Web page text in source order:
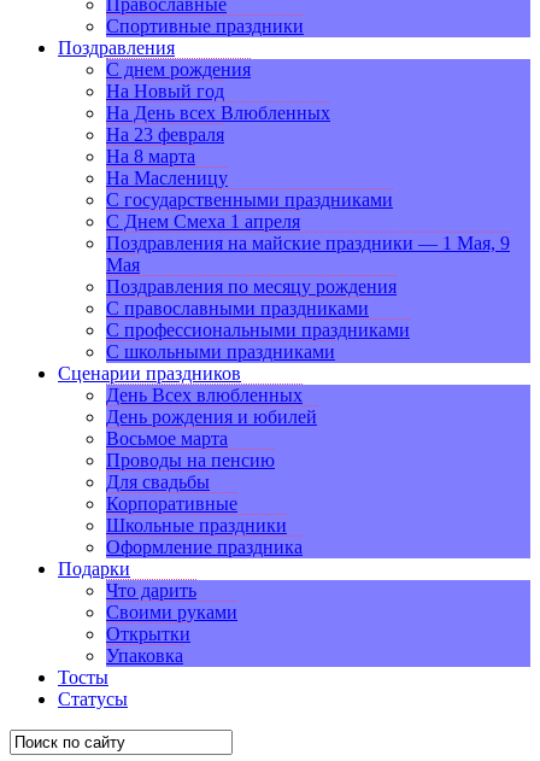
Православные
Спортивные праздники
Поздравления
С днем рождения
На Новый год
На День всех Влюбленных
На 23 февраля
На 8 марта
На Масленицу
С государственными праздниками
С Днем Смеха 1 апреля
Поздравления на майские праздники — 1 Мая, 9
Мая
Поздравления по месяцу рождения
С православными праздниками
С профессиональными праздниками
С школьными праздниками
Сценарии праздников
День Всех влюбленных
День рождения и юбилей
Восьмое марта
Проводы на пенсию
Для свадьбы
Корпоративные
Школьные праздники
Оформление праздника
Подарки
Что дарить
Своими руками
Открытки
Упаковка
Тосты
Статусы